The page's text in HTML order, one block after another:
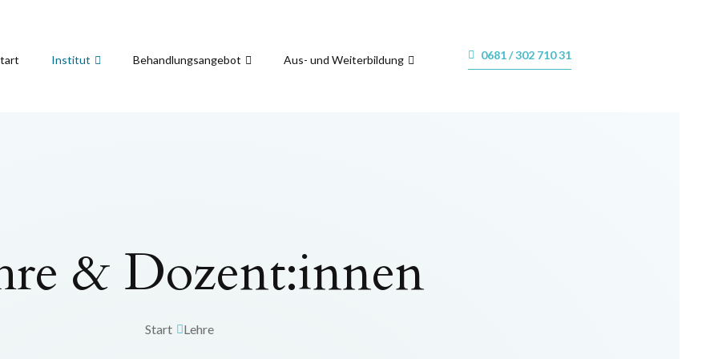
Institut Behandlungsangebot Aus- und Weiterbildung 0681 / 302 710 31
& Dozent:innen
Start Lehre